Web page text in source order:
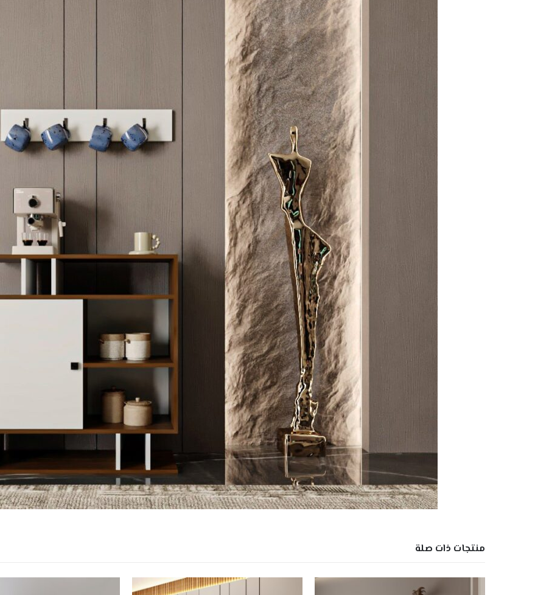
منتجات ذات صلة